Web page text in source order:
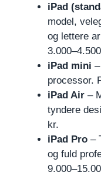
iPad
model,
og lettere
iPad mini
processor.
iPad Air –
tyndere
kr.
iPad Pro –
og fuld